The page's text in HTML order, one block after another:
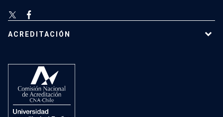
ACREDITACIÓN